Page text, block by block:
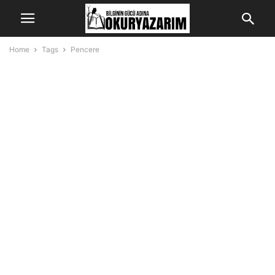
Home Tags Pencere